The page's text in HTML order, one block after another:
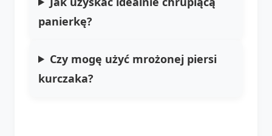
panierkę?
Czy mogę użyć mrożonej piersi
kurczaka?